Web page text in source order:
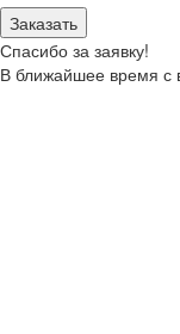
Заказать
Спасибо за заявку!
В ближайшее время с